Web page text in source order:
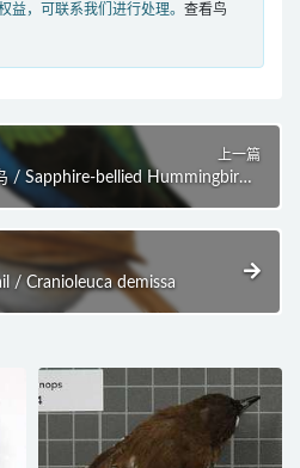
益，可联系我们进行处理。 查看鸟
上一篇
/ Sapphire-bellied Hummingbird /
Chrysuronia lilliae
/ Cranioleuca demissa